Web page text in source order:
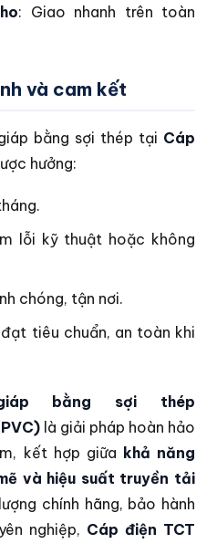
: Giao nhanh trên toàn
và cam kết
bằng sợi thép tại Cáp
hưởng:
lỗi kỹ thuật hoặc không
chóng, tận nơi.
tiêu chuẩn, an toàn khi
bằng sợi thép
là giải pháp hoàn hảo
kết hợp giữa khả năng
và hiệu suất truyền tải
chính hãng, bảo hành
nghiệp, Cáp điện TCT